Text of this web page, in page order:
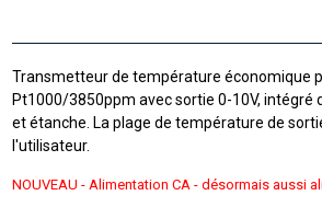
Transmetteur de température économique
Pt1000/3850ppm avec sortie 0-10V, intégré
et étanche. La plage de température de
l'utilisateur.
NOUVEAU - Alimentation CA - désormais aussi